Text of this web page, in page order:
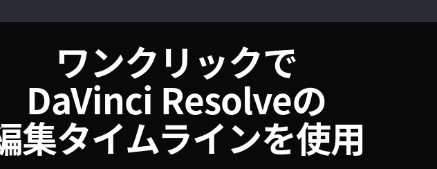
ワンクリックで
DaVinci Resolveの
集タイムラインを使用